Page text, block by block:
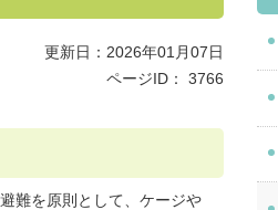
更新日：2026年01月07日
ページID：
3766
難を原則として、ケージや